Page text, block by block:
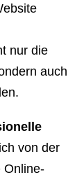
nur die
auch
von der
Online-